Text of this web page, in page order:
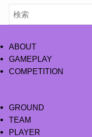
ABOUT
GAMEPLAY
COMPETITION
GROUND
TEAM
PLAYER